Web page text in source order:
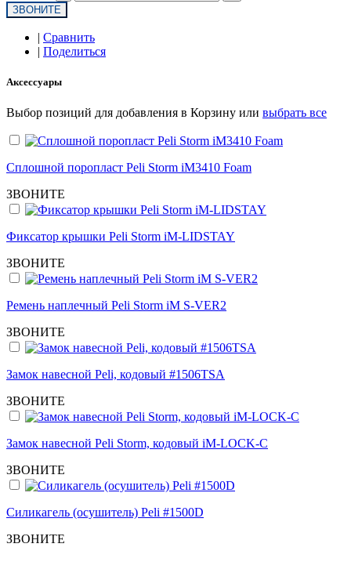
ЗВОНИТЕ
| Сравнить
| Поделиться
Аксессуары
Выбор позиций для добавления в Корзину или выбрать все
Сплошной поропласт Peli Storm iM3410 Foam
ЗВОНИТЕ
Фиксатор крышки Peli Storm iM-LIDSTAY
ЗВОНИТЕ
Ремень наплечный Peli Storm iM S-VER2
ЗВОНИТЕ
Замок навесной Peli, кодовый #1506TSA
ЗВОНИТЕ
Замок навесной Peli Storm, кодовый iM-LOCK-C
ЗВОНИТЕ
Силикагель (осушитель) Peli #1500D
ЗВОНИТЕ